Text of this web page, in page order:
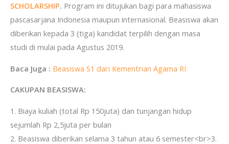
SCHOLARSHIP. Program ini ditujukan bagi para mahasiswa
pascasarjana Indonesia maupun internasional. Beasiswa akan
diberikan kepada 3 (tiga) kandidat terpilih dengan masa
studi di mulai pada Agustus 2019.
Baca Juga : Beasiswa S1 dari Kementrian Agama RI
CAKUPAN BEASISWA:
1. Biaya kuliah (total Rp 150juta) dan tunjangan hidup
sejumlah Rp 2,5juta per bulan
2. Beasiswa diberikan selama 3 tahun atau 6 semester<br>3.